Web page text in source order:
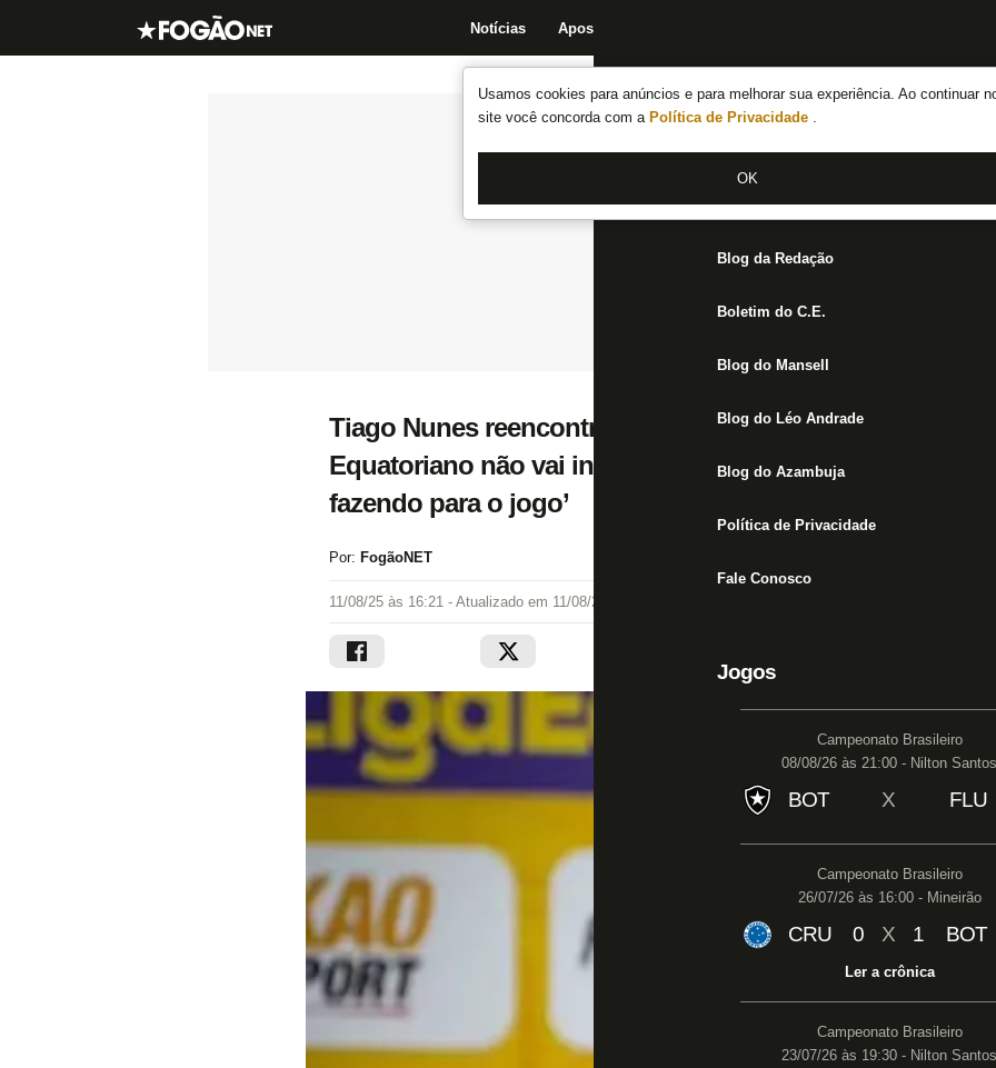
Usamos cookies para anúncios e para melhorar sua experiência. Ao continuar
site você concorda com a Política de Privacidade .
OK
Notícias Apostas
Notícias do Botafogo
Fórum
Jogos
Blog da Redação
Boletim do C.E.
Blog do Mansell
Blog do Léo Andrade
Blog do Azambuja
Política de Privacidade
Fale Conosco
Jogos
Campeonato Brasileiro
08/08/26 às 21:00 - Nilton Santos
BOT X FLU
Campeonato Brasileiro
26/07/26 às 16:00 - Mineirão
CRU 0 X 1 BOT
Ler a crônica
Campeonato Brasileiro
23/07/26 às 19:30 - Nilton Santos
Tiago Nunes reencontra Botafogo e garante que derrota
Equatoriano não vai influenciar: ‘Não afeta o trabalho
fazendo para o jogo’
Por: FogãoNET
11/08/25 às 16:21 - Atualizado em 11/08/25 às 16:33